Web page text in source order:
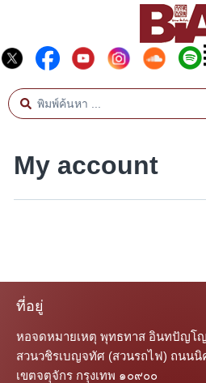
My account
ที่อยู่
หอจดหมายเหตุ พุทธทาส อินทปัญโญ
สวนวชิรเบญจทัศ (สวนรถไฟ) ถนนนิ
เขตจตุจักร กรุงเทพ ๑๐๙๐๐